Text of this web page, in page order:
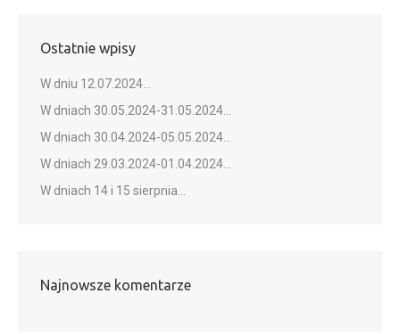
Ostatnie wpisy
W dniu 12.07.2024…
W dniach 30.05.2024-31.05.2024…
W dniach 30.04.2024-05.05.2024…
W dniach 29.03.2024-01.04.2024…
W dniach 14 i 15 sierpnia…
Najnowsze komentarze